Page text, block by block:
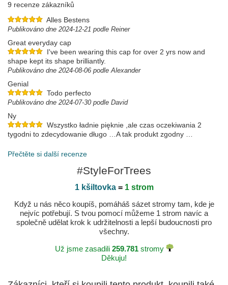
9 recenze zákazníků
Alles Bestens
Publikováno dne 2024-12-21 podle Reiner
Great everyday cap
I've been wearing this cap for over 2 yrs now and
shape kept its shape brilliantly.
Publikováno dne 2024-08-06 podle Alexander
Genial
Todo perfecto
Publikováno dne 2024-07-30 podle David
Ny
Wszystko ładnie pięknie ,ale czas oczekiwania 2
tygodni to zdecydowanie długo …A tak produkt zgodny …
Přečtěte si další recenze
#StyleForTrees
1 kšiltovka= 1 strom
Když u nás něco koupíš, pomáháš sázet stromy tam, kde je
nejvíc potřebují. S tvou pomocí můžeme 1 strom navíc a
společně udělat krok k udržitelnosti a lepší budoucnosti pro
všechny.
Už jsme zasadili 259.781stromy
Děkuju!